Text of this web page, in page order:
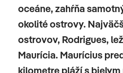
oceáne, zahŕňa
okolité ostrovy.
ostrovov, Rodrigues,
Maurícia. Maurícius
kilometre pláží s bielym